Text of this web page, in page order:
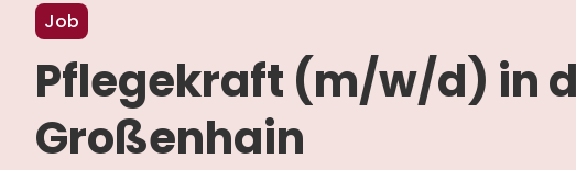
Job
Pflegekraft (m/w/d) in
Großenhain